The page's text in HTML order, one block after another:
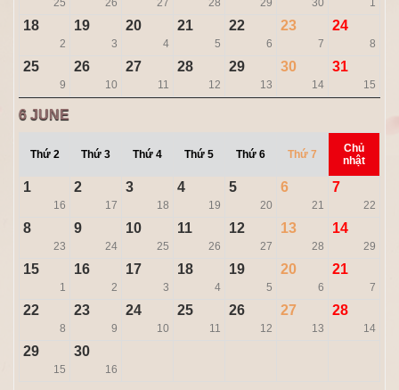
25 26 27 28 29 30 1
18
2
19
3
20
4
21
5
22
6
23
7
24
8
25
9
26
10
27
11
28
12
29
13
30
14
31
15
6 JUNE
Thứ 2 Thứ 3 Thứ 4 Thứ 5 Thứ 6 Thứ 7
Chủ
nhật
1
16
2
17
3
18
4
19
5
20
6
21
7
22
8
23
9
24
10
25
11
26
12
27
13
28
14
29
15
1
16
2
17
3
18
4
19
5
20
6
21
7
22
8
23
9
24
10
25
11
26
12
27
13
28
14
29
15
30
16